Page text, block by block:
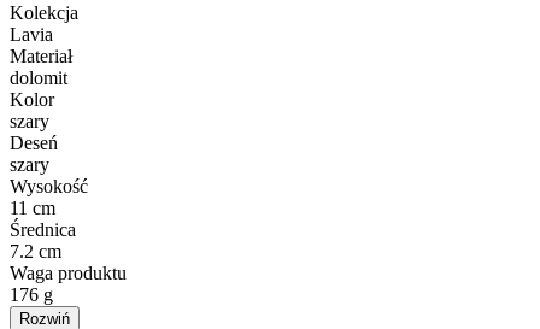
Kolekcja
Lavia
Materiał
dolomit
Kolor
szary
Deseń
szary
Wysokość
11 cm
Średnica
7.2 cm
Waga produktu
176 g
Rozwiń